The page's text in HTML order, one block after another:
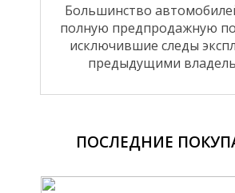
Большинство
полную предпродажную
исключившие следы
предыдущими
ПОСЛЕДНИЕ